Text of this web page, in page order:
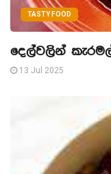
TASTY FOOD
දෙල්වලින්
13 Jul 2025